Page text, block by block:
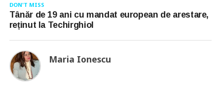
DON'T MISS
Tânăr de 19 ani cu mandat european de arestare,
reținut la Techirghiol
Maria Ionescu